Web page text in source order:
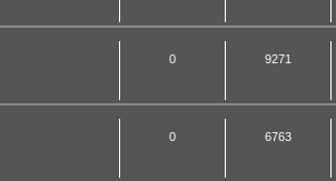
0 9271
0 6763